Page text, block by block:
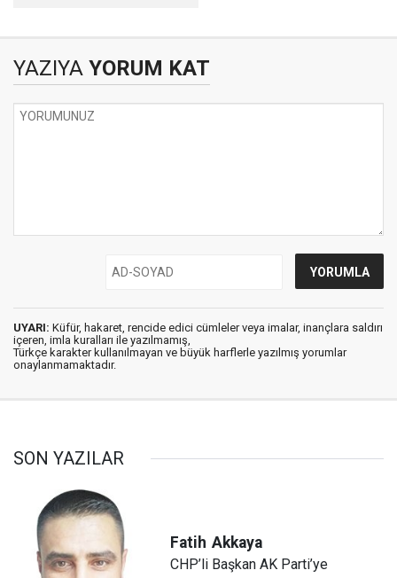
YAZIYA YORUM KAT
UYARI: Küfür, hakaret, rencide edici cümleler veya imalar, inançlara saldırı
içeren, imla kuralları ile yazılmamış,
Türkçe karakter kullanılmayan ve büyük harflerle yazılmış yorumlar
onaylanmamaktadır.
SON YAZILAR
Fatih Akkaya
CHP’li Başkan AK Parti’ye